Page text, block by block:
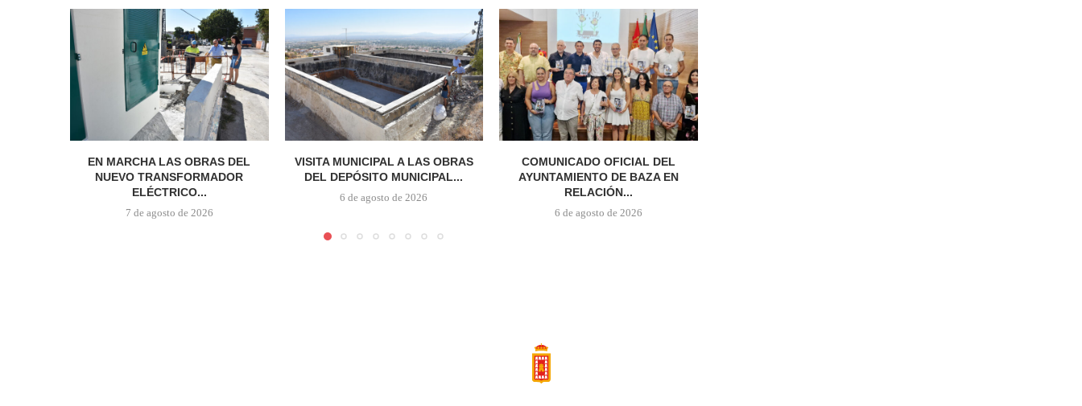
EN MARCHA LAS OBRAS DEL
NUEVO TRANSFORMADOR
ELÉCTRICO...
7 de agosto de 2026
VISITA MUNICIPAL A LAS OBRAS
DEL DEPÓSITO MUNICIPAL...
6 de agosto de 2026
COMUNICADO OFICIAL DEL
AYUNTAMIENTO DE BAZA EN
RELACIÓN...
6 de agosto de 2026